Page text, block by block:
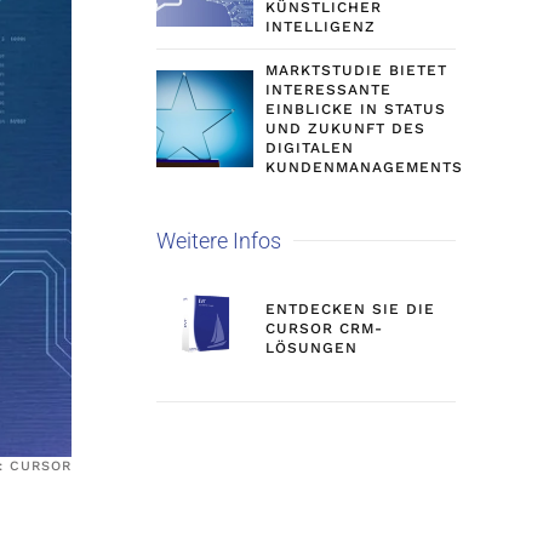
CURSOR
KÜNSTLICHER
INTELLIGENZ
MARKTSTUDIE BIETET
INTERESSANTE
EINBLICKE IN STATUS
UND ZUKUNFT DES
DIGITALEN
KUNDENMANAGEMENTS
Weitere Infos
ENTDECKEN SIE DIE
CURSOR CRM-
LÖSUNGEN